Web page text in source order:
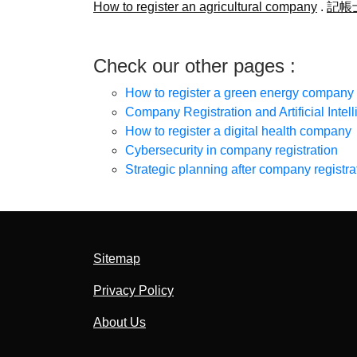
How to register an agricultural company . 記帳
Check our other pages :
How to register a green energy company
Company Registration and Artificial
How to register a digital health company
Cybersecurity in company registration
Strategic planning after company
Sitemap
Privacy Policy
About Us